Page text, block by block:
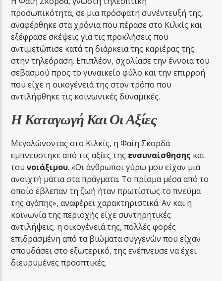
προσωπικότητα, σε μια πρόσφατη συνέντευξή της,
αναφέρθηκε στα χρόνια που πέρασε στο Κιλκίς και
εξέφρασε σκέψεις για τις προκλήσεις που
αντιμετώπισε κατά τη διάρκεια της καριέρας της
στην τηλεόραση. Επιπλέον, σχολίασε την έννοια του
σεβασμού προς το γυναικείο φύλο και την επιρροή
που είχε η οικογένειά της στον τρόπο που
αντιλήφθηκε τις κοινωνικές δυναμικές.
Η Καταγωγή Και Οι Αξίες
Μεγαλώνοντας στο Κιλκίς, η Φαίη Σκορδά
εμπνεύστηκε από τις αξίες της ενσυναίσθησης και
τουνοιάξιμου. «Οι άνθρωποι γύρω μου είχαν μια
ανοιχτή μάτια στα πράγματα. Το πρίσμα μέσα από το
οποίο έβλεπαν τη ζωή ήταν πρωτίστως το πνεύμα
της αγάπης», αναφέρει χαρακτηριστικά. Αν και η
κοινωνία της περιοχής είχε συντηρητικές
αντιλήψεις, η οικογένειά της, πολλές φορές
επιδρασμένη από τα βιώματα συγγενών που είχαν
σπουδάσει στο εξωτερικό, της ενέπνευσε να έχει
διευρυμένες προοπτικές.